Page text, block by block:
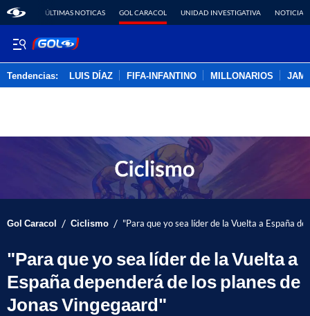
ÚLTIMAS NOTICAS GOL CARACOL UNIDAD INVESTIGATIVA NOTICIAS
Tendencias: LUIS DÍAZ FIFA-INFANTINO MILLONARIOS
Gol Caracol / Ciclismo / "Para que yo sea líder de la Vuelta a España
"Para que yo sea líder de la Vuelta a
España dependerá de los planes de
Jonas Vingegaard"